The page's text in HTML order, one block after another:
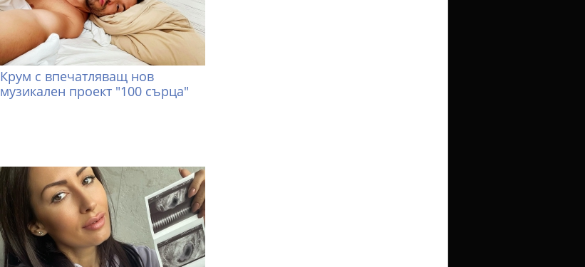
Крум с впечатляващ нов
музикален проект "100 сърца"